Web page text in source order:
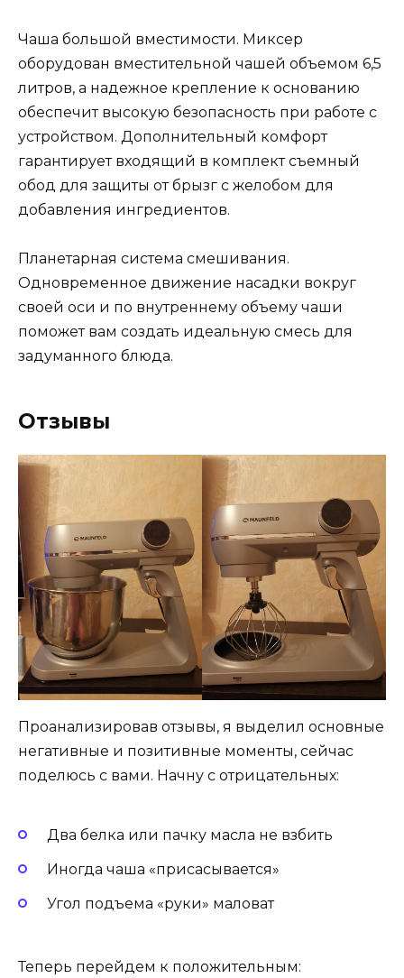
Чаша большой вместимости. Миксер
оборудован вместительной чашей объемом 6,5
литров, а надежное крепление к основанию
обеспечит высокую безопасность при работе с
устройством. Дополнительный комфорт
гарантирует входящий в комплект съемный
обод для защиты от брызг с желобом для
добавления ингредиентов.
Планетарная система смешивания.
Одновременное движение насадки вокруг
своей оси и по внутреннему объему чаши
поможет вам создать идеальную смесь для
задуманного блюда.
Отзывы
Проанализировав отзывы, я выделил основные
негативные и позитивные моменты, сейчас
поделюсь с вами. Начну с отрицательных:
Два белка или пачку масла не взбить
Иногда чаша «присасывается»
Угол подъема «руки» маловат
Теперь перейдем к положительным: